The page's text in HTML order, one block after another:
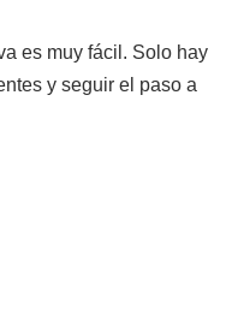
es muy fácil. Solo hay
y seguir el paso a